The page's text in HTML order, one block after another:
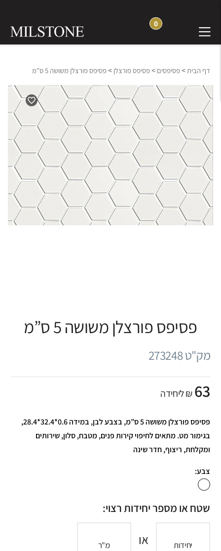
0
דף הבית>פסיפסים >פסיפס פורצלן >פסיפס פורצלן משושה 5 ס”מ
פסיפס פורצלן משושה 5 ס”מ
מק"ט 273248
63₪ ליחידה
פסיפס פורצלן משושה 5 ס”מ, בצבע לבן, במידה 0.6*32.4*28.4,
בגימור מט. מתאים לחיפוי קירות פנים, מטבח, סלון, שירותים
ומקלחת, ריצוף, חדר שינה
צבע:
שטח או מספר יחידות רצוי:
יחידות או מ"ר